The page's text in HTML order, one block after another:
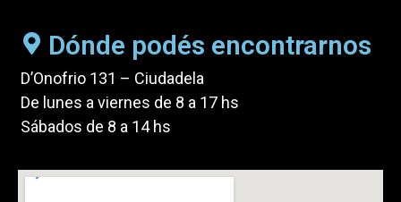
Dónde podés encontrarnos
D’Onofrio 131 – Ciudadela
De lunes a viernes de 8 a 17 hs
Sábados de 8 a 14 hs